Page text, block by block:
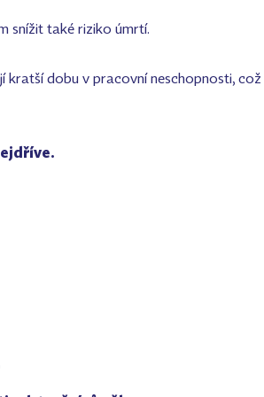
snížit také riziko úmrtí.
dobu v pracovní neschopnosti,